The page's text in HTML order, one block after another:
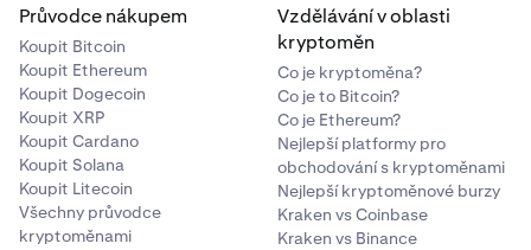
Průvodce nákupem
Koupit Bitcoin
Koupit Ethereum
Koupit Dogecoin
Koupit XRP
Koupit Cardano
Koupit Solana
Koupit Litecoin
Všechny průvodce
kryptoměnami
Vzdělávání v oblasti
kryptoměn
Co je kryptoměna?
Co je to Bitcoin?
Co je Ethereum?
Nejlepší platformy pro
obchodování s kryptoměnami
Nejlepší kryptoměnové burzy
Kraken vs Coinbase
Kraken vs Binance